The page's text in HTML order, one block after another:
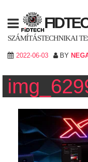
content
SZÁMÍTÁSTECHNIKAI
2022-06-03 BY